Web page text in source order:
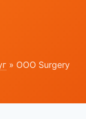
» ООО Surgery